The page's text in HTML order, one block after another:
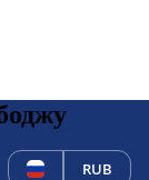
RUB